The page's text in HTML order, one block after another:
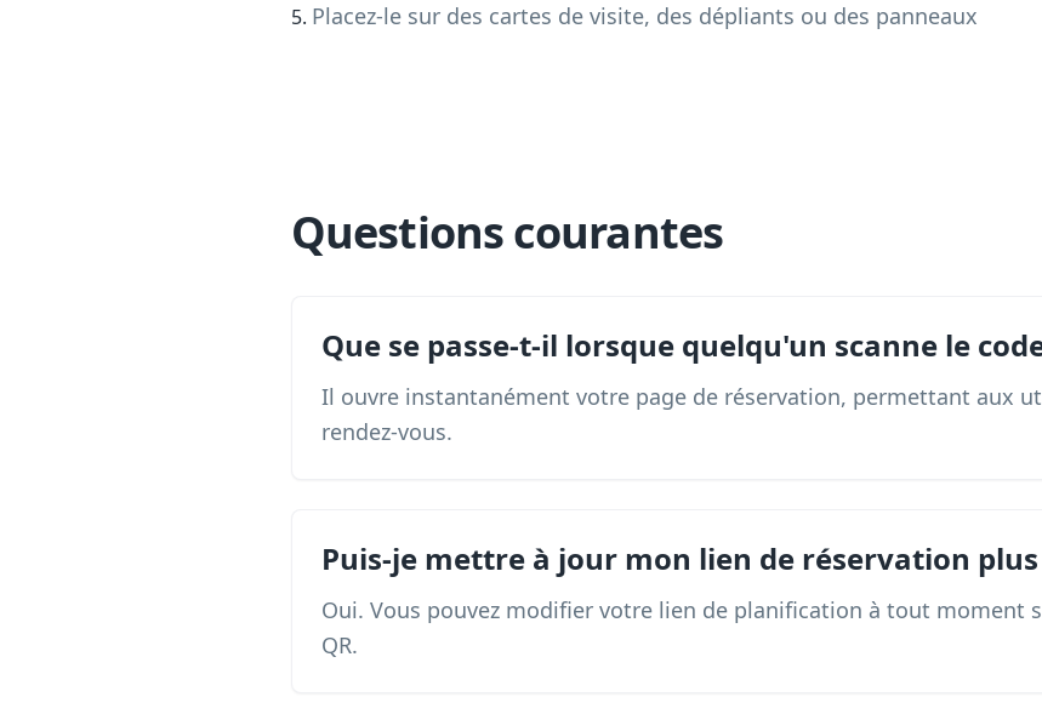
Placez-le sur des cartes de visite, des dépliants ou des panneaux
Questions courantes
Que se passe-t-il lorsque quelqu'un scanne le
Il ouvre instantanément votre page de réservation, permettant aux
rendez-vous.
Puis-je mettre à jour mon lien de réservation
Oui. Vous pouvez modifier votre lien de planification à tout moment
QR.